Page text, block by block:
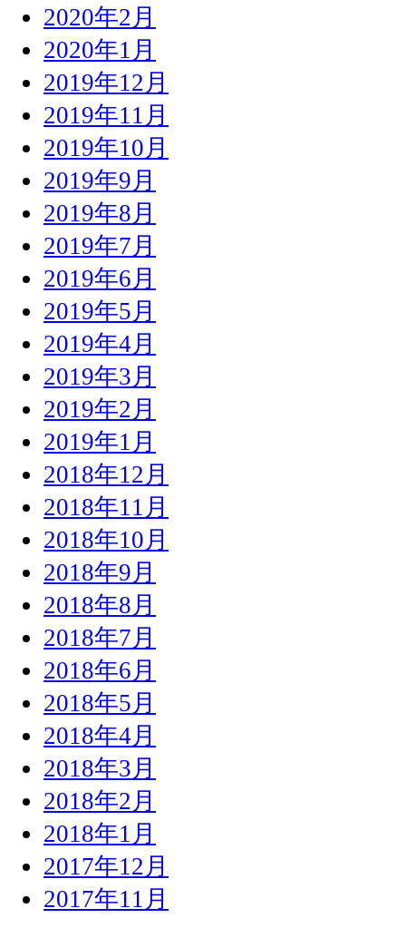
2020年2月
2020年1月
2019年12月
2019年11月
2019年10月
2019年9月
2019年8月
2019年7月
2019年6月
2019年5月
2019年4月
2019年3月
2019年2月
2019年1月
2018年12月
2018年11月
2018年10月
2018年9月
2018年8月
2018年7月
2018年6月
2018年5月
2018年4月
2018年3月
2018年2月
2018年1月
2017年12月
2017年11月